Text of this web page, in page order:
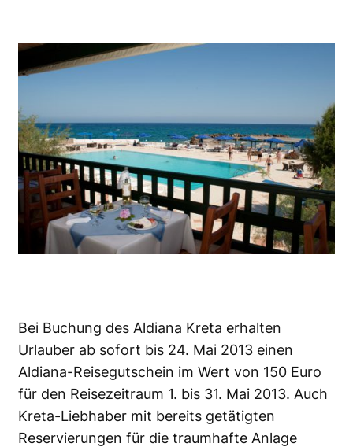
Bei Buchung des Aldiana Kreta erhalten
Urlauber ab sofort bis 24. Mai 2013 einen
Aldiana-Reisegutschein im Wert von 150 Euro
für den Reisezeitraum 1. bis 31. Mai 2013. Auch
Kreta-Liebhaber mit bereits getätigten
Reservierungen für die traumhafte Anlage